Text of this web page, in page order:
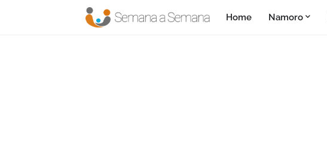
Home Namoro